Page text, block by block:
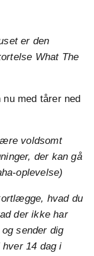
er den
What The
nu med tårer ned
voldsomt
der kan gå
oplevelse)
hvad du
der ikke har
sender dig
hver 14 dag i